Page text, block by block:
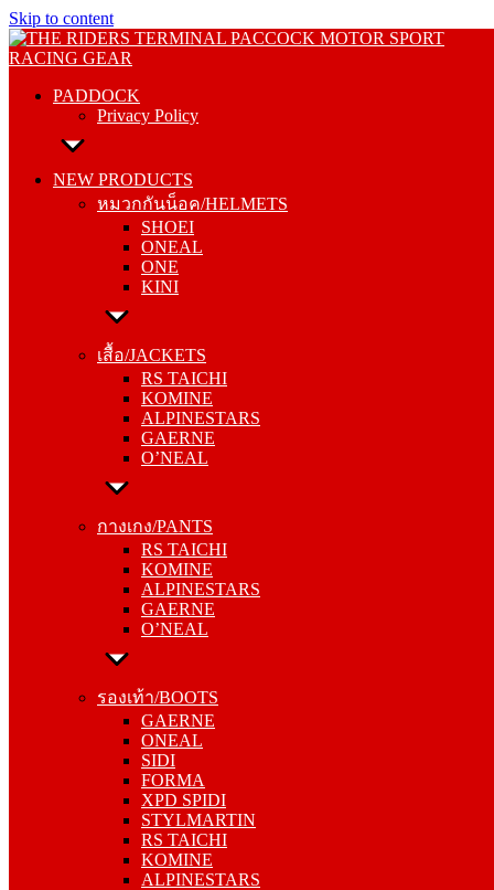
Skip to content
PADDOCK
Privacy Policy
NEW PRODUCTS
หมวกกันน็อค/HELMETS
SHOEI
ONEAL
ONE
KINI
เสื้อ/JACKETS
RS TAICHI
KOMINE
ALPINESTARS
GAERNE
O’NEAL
กางเกง/PANTS
RS TAICHI
KOMINE
ALPINESTARS
GAERNE
O’NEAL
รองเท้า/BOOTS
GAERNE
ONEAL
SIDI
FORMA
XPD SPIDI
STYLMARTIN
RS TAICHI
KOMINE
ALPINESTARS
PADDOCK
NEW PRODUCTS
SHOEI
ONEAL
ONE
KINI
เสื้อ/JACKETS
KOMINE
ALPINESTARS
GAERNE
O’NEAL
กางเกง/PANTS
KOMINE
ALPINESTARS
GAERNE
O’NEAL
รองเท้า/BOOTS
ONEAL
SIDI
FORMA
XPD SPIDI
STYLMARTIN
RS TAICHI
KOMINE
ALPINESTARS